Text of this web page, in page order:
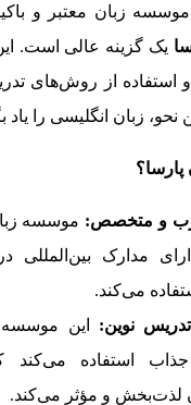
زبان معتبر و
یک گزینه عالی است.
استفاده از روش‌های
نحو، زبان انگلیسی را یاد
و متخصص:موسسه زبان
مدارک بین‌المللی
می‌کند.
نوین:این موسسه،
استفاده می‌کند
لذت‌بخش و مؤثر می‌کند.